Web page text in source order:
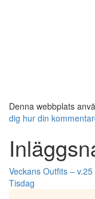
Denna webbplats
dig hur din
Veckans Outfits – v.25
Tisdag